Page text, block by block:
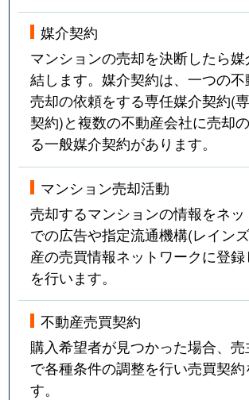
媒介契約
マンションの売却を決断したら
結します。媒介契約は、一つの
売却の依頼をする専任媒介契約(
契約)と複数の不動産会社に売却
る一般媒介契約があります。
マンション売却活動
売却するマンションの情報をネ
での広告や指定流通機構(レイン
産の売買情報ネットワークに登
を行います。
不動産売買契約
購入希望者が見つかった場合、
で各種条件の調整を行い売買契約
す。